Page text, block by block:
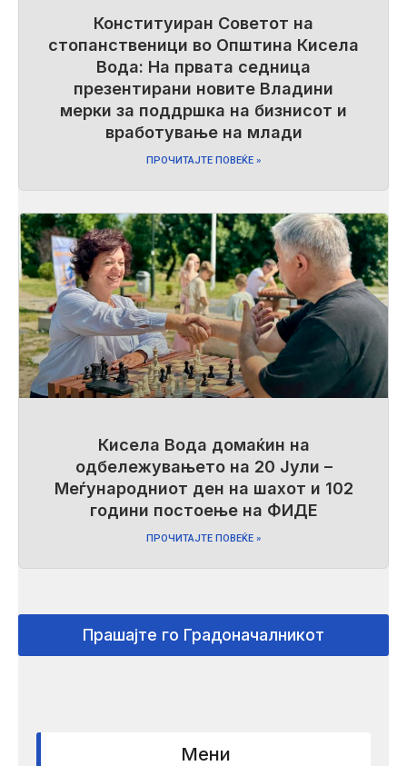
Конституиран Советот на
стопанственици во Општина Кисела
Вода: На првата седница
презентирани новите Владини
мерки за поддршка на бизнисот и
вработување на млади
ПРОЧИТАЈТЕ ПОВЕЌЕ »
Кисела Вода домаќин на
одбележувањето на 20 Јули –
Меѓународниот ден на шахот и 102
години постоење на ФИДЕ
ПРОЧИТАЈТЕ ПОВЕЌЕ »
Прашајте го Градоначалникот
Мени